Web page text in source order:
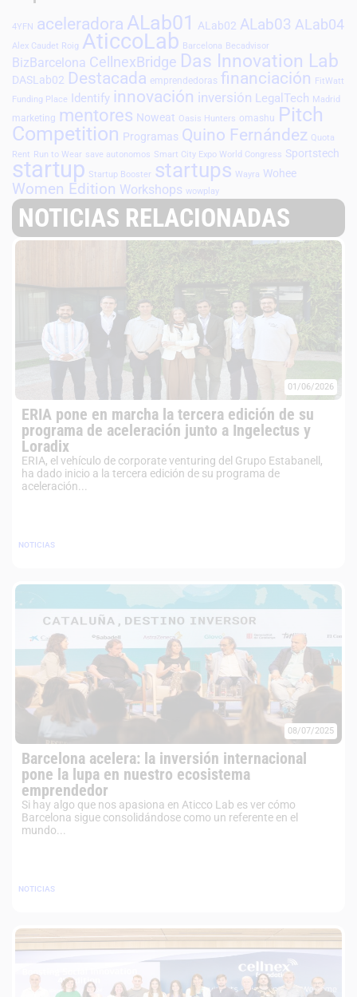
4YFN aceleradora ALab01 ALab02 ALab03 ALab04
Alex Caudet Roig AticcoLab Barcelona Becadvisor
BizBarcelona CellnexBridge Das Innovation Lab
DASLab02 Destacada emprendedoras financiación FitWatt
Funding Place Identify innovación inversión LegalTech Madrid
marketing mentores Noweat Oasis Hunters omashu Pitch
Competition Programas Quino Fernández Quota
Rent Run to Wear save autonomos Smart City Expo World Congress Sportstech
startup Startup Booster startups Wayra Wohee
Women Edition Workshops wowplay
NOTICIAS RELACIONADAS
01/06/2026
ERIA pone en marcha la tercera edición de su
programa de aceleración junto a Ingelectus y
Loradix
ERIA, el vehículo de corporate venturing del Grupo Estabanell,
ha dado inicio a la tercera edición de su programa de
aceleración...
NOTICIAS
08/07/2025
Barcelona acelera: la inversión internacional
pone la lupa en nuestro ecosistema
emprendedor
Si hay algo que nos apasiona en Aticco Lab es ver cómo
Barcelona sigue consolidándose como un referente en el
mundo...
NOTICIAS